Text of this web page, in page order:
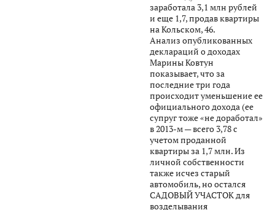
заработала 3,1 млн рублей
и еще 1,7, продав квартиры
на Кольском, 46.
Анализ опубликованных
деклараций о доходах
Марины Ковтун
показывает, что за
последние три года
происходит уменьшение ее
официального дохода (ее
супруг тоже «не доработал»
в 2013-м — всего 3,78 с
учетом проданной
квартиры за 1,7 млн. Из
личной собственности
также исчез старый
автомобиль, но остался
САДОВЫЙ УЧАСТОК для
возделывания